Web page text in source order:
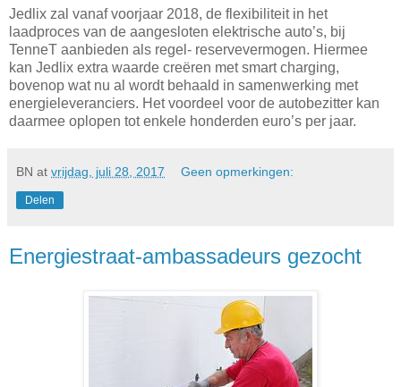
Jedlix zal vanaf voorjaar 2018, de flexibiliteit in het
laadproces van de aangesloten elektrische auto’s, bij
TenneT aanbieden als regel- reservevermogen. Hiermee
kan Jedlix extra waarde creëren met smart charging,
bovenop wat nu al wordt behaald in samenwerking met
energieleveranciers. Het voordeel voor de autobezitter kan
daarmee oplopen tot enkele honderden euro’s per jaar.
BN at vrijdag, juli 28, 2017 Geen opmerkingen:
Delen
Energiestraat-ambassadeurs gezocht